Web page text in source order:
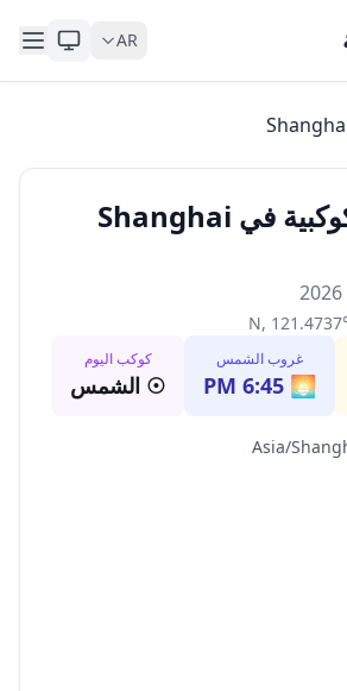
AR
الساعات الكوكبية في Shanghai
N, 121.4737
غروب الشمس
🌅
6:45 PM
كوكب اليوم
☉ الشمس
Asia/